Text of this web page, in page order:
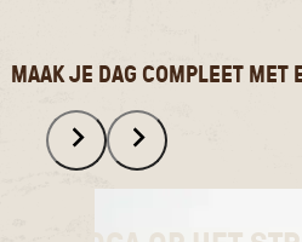
MAAK JE DAG COMPLEET MET